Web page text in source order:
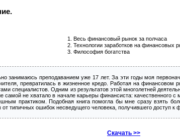
Весь финансовый рынок за полчаса
Технологии заработков на финансовых
Философия богатства
занимаюсь преподаванием уже 17 лет. За эти годы моя
превратилась в жизненное кредо. Работая на финансовом
специалистов. Одним из результатов этой многолетней
самой не хватало в начале карьеры финансиста: качественного с
практиком. Подобная книга помогла бы мне сразу взять
от типичных ошибок несведущего человека, получившего доступ к
Скачать >>